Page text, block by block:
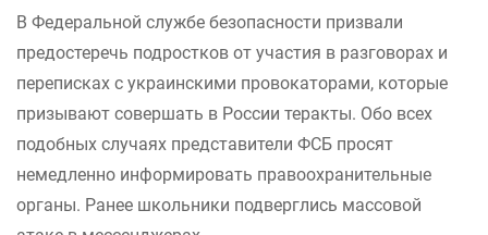
В Федеральной службе безопасности призвали
предостеречь подростков от участия в разговорах и
переписках с украинскими провокаторами, которые
призывают совершать в России теракты. Обо всех
подобных случаях представители ФСБ просят
немедленно информировать правоохранительные
органы. Ранее школьники подверглись массовой